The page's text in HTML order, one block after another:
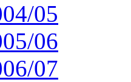
05
06
07